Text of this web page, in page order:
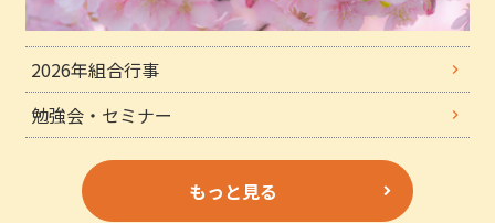
2026年組合行事
勉強会・セミナー
もっと見る